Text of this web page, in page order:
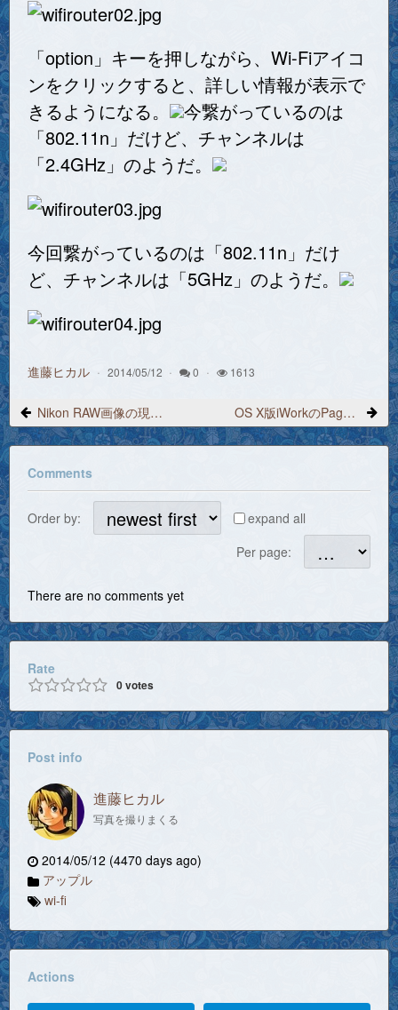
「option」キーを押しながら、Wi-Fiアイコ
ンをクリックすると、詳しい情報が表示で
きるようになる。
今繋がっているのは
「802.11n」だけど、チャンネルは
「2.4GHz」のようだ。
今回繋がっているのは「802.11n」だけ
ど、チャンネルは「5GHz」のようだ。
進藤ヒカル 2014/05/12 0 1613
Nikon RAW画像の現像・調整新ソフトウェア「Capture NX-D」 OS X版iWorkのPages 5.2、Numbers 3.2、Keynote 6.2アップデート
Comments
Order by:
expand all
Per page:
There are no comments yet
Rate
0votes
Post info
進藤ヒカル
写真を撮りまくる
2014/05/12 (4470 days ago)
アップル
wi-fi
Actions